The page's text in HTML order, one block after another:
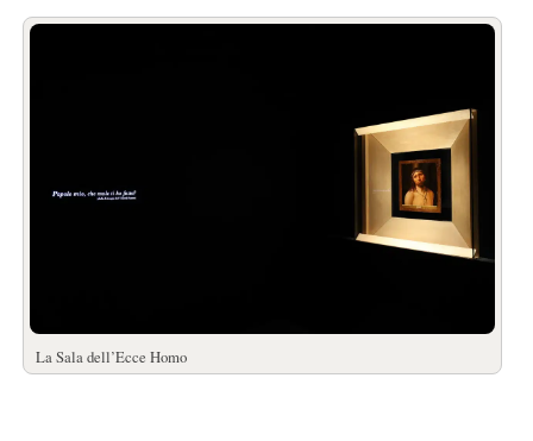
La Sala dell’Ecce Homo